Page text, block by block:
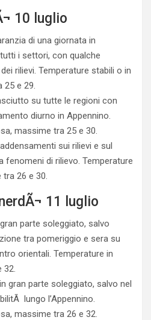
10 luglio
di una giornata in
i settori, con qualche
rilievi. Temperature stabili o in
25 e 29.
su tutte le regioni con
diurno in Appennino.
massime tra 25 e 30.
sui rilievi e sul
fenomeni di rilievo. Temperature
26 e 30.
11 luglio
parte soleggiato, salvo
tra pomeriggio e sera su
orientali. Temperature in
32.
gran parte soleggiato, salvo nel
lungo l’Appennino.
massime tra 26 e 32.